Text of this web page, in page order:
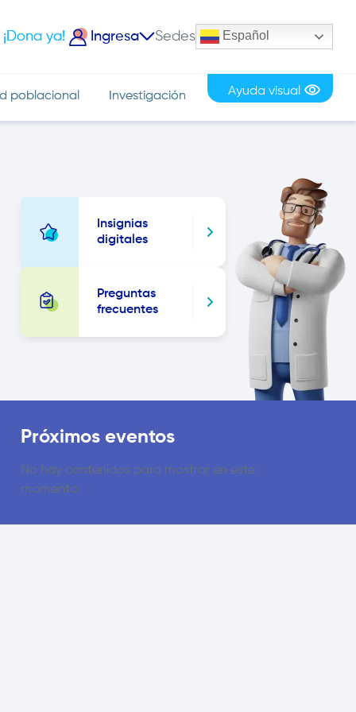
¡Dona ya! Ingresa Sedes Español
poblacional Investigación Ayuda visual
Insignias
digitales
Preguntas
frecuentes
Próximos eventos
No hay contenidos para mostrar en este
momento